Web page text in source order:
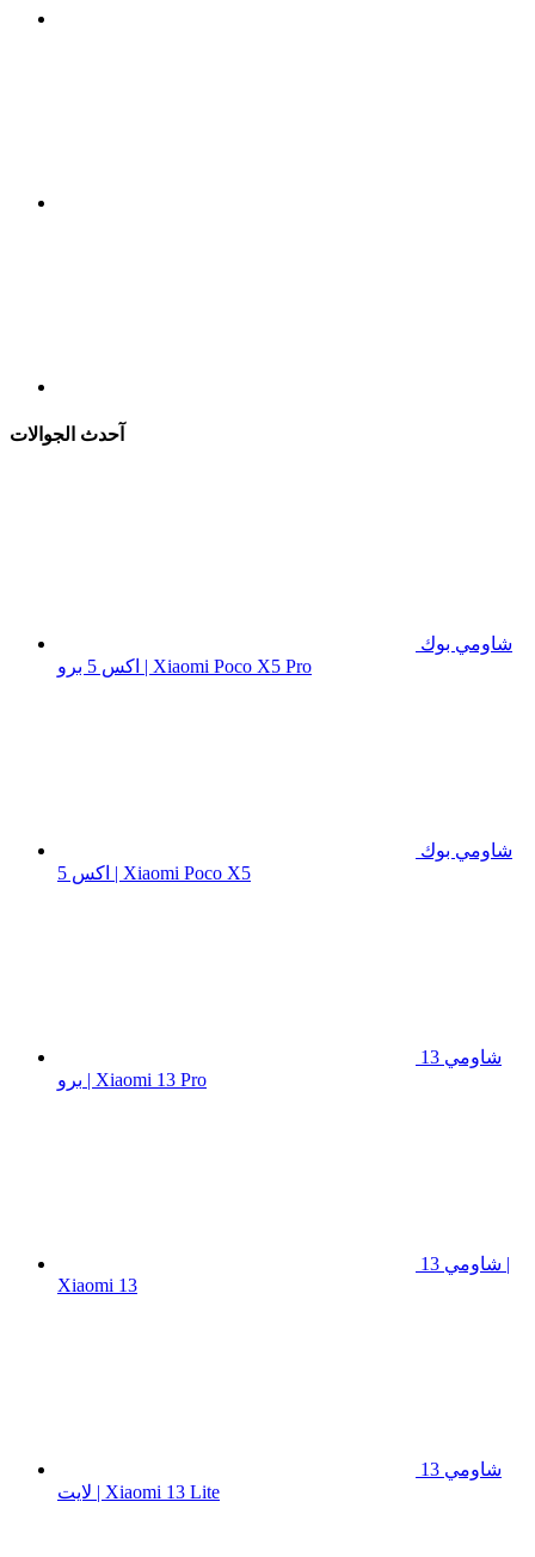
آحدث الجوالات
شاومي بوك
اكس 5 برو | Xiaomi Poco X5 Pro
شاومي بوك
اكس 5 | Xiaomi Poco X5
شاومي 13
برو | Xiaomi 13 Pro
شاومي 13 |
Xiaomi 13
شاومي 13
لايت | Xiaomi 13 Lite